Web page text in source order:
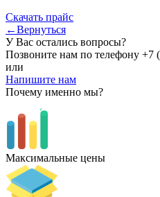
Скачать прайс
←Вернуться
У Вас остались вопросы?
Позвоните нам по телефону +7
или
Напишите нам
Почему именно мы?
Максимальные цены